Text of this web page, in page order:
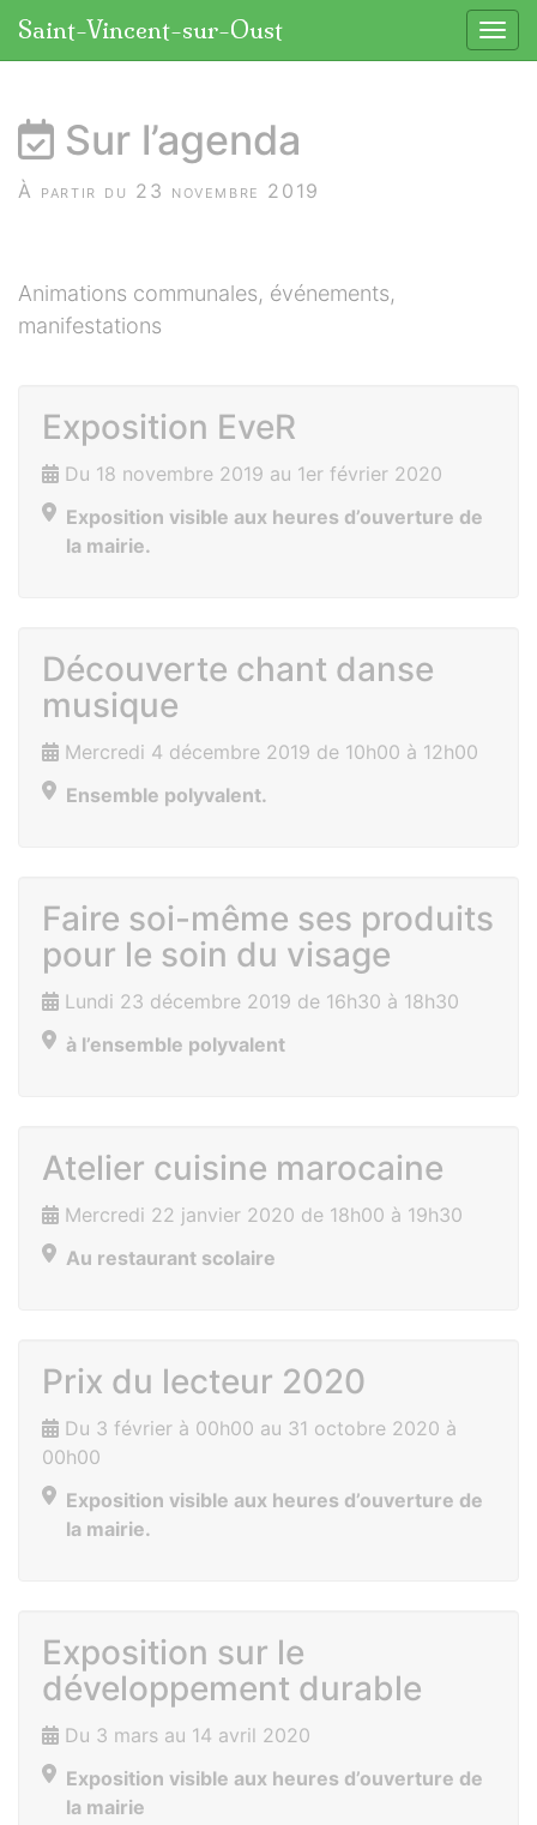
Saint-Vincent-sur-Oust
Sur l’agenda
À partir du 23 novembre 2019
Animations communales, événements,
manifestations
Exposition EveR
Du 18 novembre 2019 au 1er février 2020
Exposition visible aux heures d’ouverture de
la mairie.
Découverte chant danse
musique
Mercredi 4 décembre 2019 de 10h00 à 12h00
Ensemble polyvalent.
Faire soi-même ses produits
pour le soin du visage
Lundi 23 décembre 2019 de 16h30 à 18h30
à l’ensemble polyvalent
Atelier cuisine marocaine
Mercredi 22 janvier 2020 de 18h00 à 19h30
Au restaurant scolaire
Prix du lecteur 2020
Du 3 février à 00h00 au 31 octobre 2020 à
00h00
Exposition visible aux heures d’ouverture de
la mairie.
Exposition sur le
développement durable
Du 3 mars au 14 avril 2020
Exposition visible aux heures d’ouverture de
la mairie
Panneau de gestion des cookies